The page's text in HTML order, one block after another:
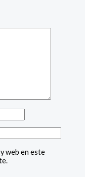
web en este